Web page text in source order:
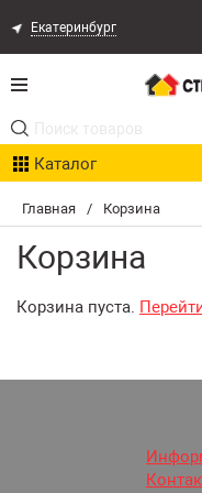
Главная / Корзина
Корзина
Корзина пуста.
Екатеринбург
Каталог
Акции
Расчет доставки
Организациям
Оплата и Доставка